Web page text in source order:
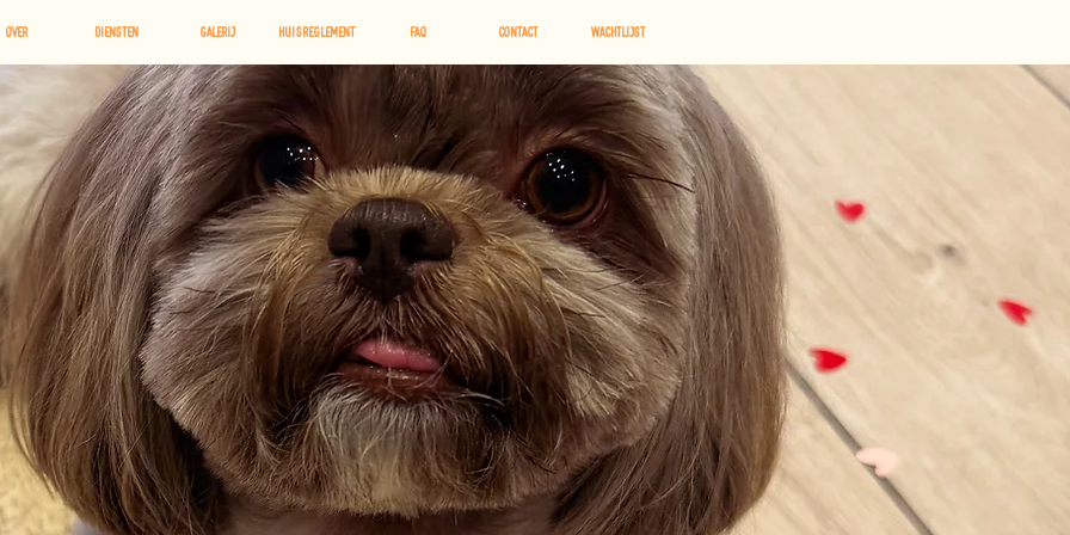
OVER Diensten Galerij Huisreglement FAQ Contact Wachtlijst